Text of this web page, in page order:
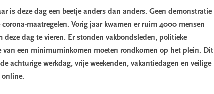
is deze dag een beetje anders dan anders. Geen demonstratie
maatregelen. Vorig jaar kwamen er ruim 4000 mensen
dag te vieren. Er stonden vakbondsleden, politieke
een minimuminkomen moeten rondkomen op het plein. Dit
achturige werkdag, vrije weekenden, vakantiedagen en veilige
online.